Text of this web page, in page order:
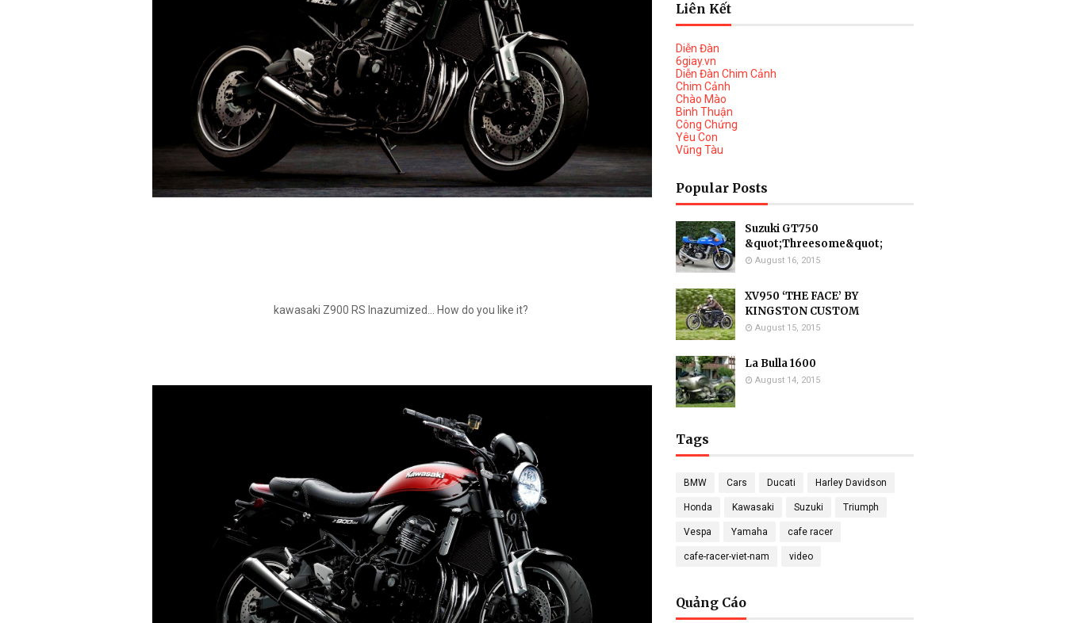
kawasaki Z900 RS Inazumized... How do you like it?
Liên Kết
Diễn Đàn
6giay.vn
Diễn Đàn Chim Cảnh
Chim Cảnh
Chào Mào
Binh Thuận
Công Chứng
Yêu Con
Vũng Tàu
Popular Posts
Suzuki GT750
&quot;Threesome&quot;
August 16, 2015
XV950 ‘THE FACE’ BY
KINGSTON CUSTOM
August 15, 2015
La Bulla 1600
August 14, 2015
Tags
BMW Cars Ducati Harley Davidson
Honda Kawasaki Suzuki Triumph
Vespa Yamaha cafe racer
cafe-racer-viet-nam video
Quảng Cáo